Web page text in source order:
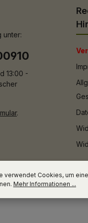
unter:
13:00 -
.
verwendet Cookies, um
Mehr Informationen ...